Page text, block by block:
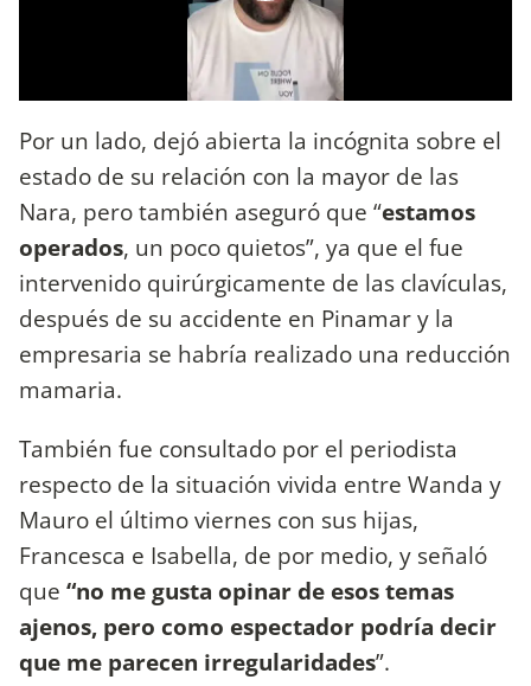
Por un lado, dejó abierta la incógnita sobre el
estado de su relación con la mayor de las
Nara, pero también aseguró que “estamos
operados, un poco quietos”, ya que el fue
intervenido quirúrgicamente de las clavículas,
después de su accidente en Pinamar y la
empresaria se habría realizado una reducción
mamaria.
También fue consultado por el periodista
respecto de la situación vivida entre Wanda y
Mauro el último viernes con sus hijas,
Francesca e Isabella, de por medio, y señaló
que “no me gusta opinar de esos temas
ajenos, pero como espectador podría decir
que me parecen irregularidades”.